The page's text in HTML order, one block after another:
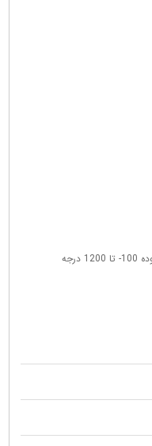
سيستم کنترل حرارت خاص ترموکوپل K- type با نمايشگر تک رديفه - يک سيستم کنترلر حرارت در محدوده 100- تا 1200 درجه